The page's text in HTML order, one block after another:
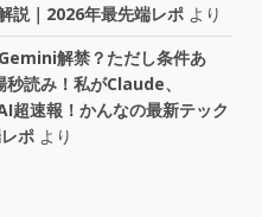
説｜2026年最先端レポ より
解禁？ただし条件あ
秒読み！私がClaude、
速報！かんなの最新テック
ポ より